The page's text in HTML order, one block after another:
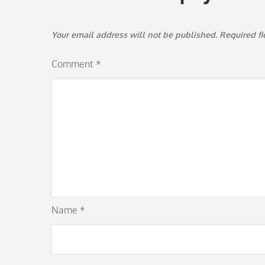
Your email address will not be published. Required
Comment *
Name *